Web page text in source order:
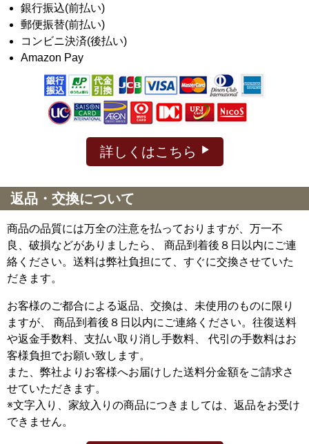
銀行振込(前払い)
郵便振替(前払い)
コンビニ決済(後払い)
Amazon Pay
詳しくはこちら
返品・交換について
商品の品質には万全の注意を払っておりますが、万一不
良、破損などがありましたら、 商品到着後８日以内にご連
絡ください。送料は弊社負担にて、すぐに交換させていた
だきます。
お客様のご都合による返品、交換は、未使用のものに限り
ますが、
商品到着後８日以内にご連絡ください。往復送料
や返金手数料、支払い取り消し手数料、 代引の手数料はお
客様負担でお願い致します。
また、弊社よりお客様へお届けした送料分金額をご請求さ
せていただきます。
※文字入り、家紋入りの商品につきましては、返品をお受け
できません。